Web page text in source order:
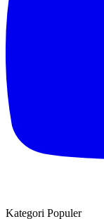
Kategori Populer